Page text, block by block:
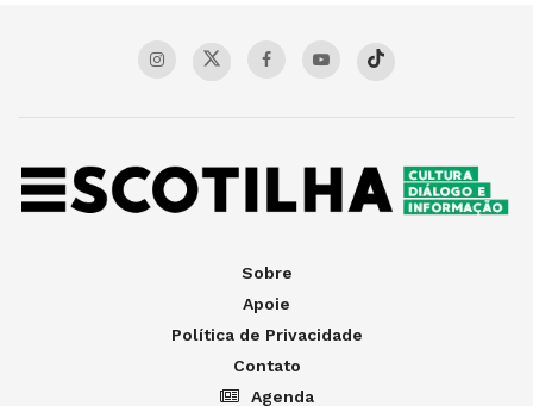
Sobre
Apoie
Política de Privacidade
Contato
Agenda